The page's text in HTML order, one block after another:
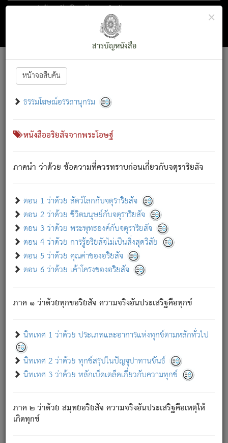
ตอน 1 ว่าด้วย สัตว์โลกกับจตุราริยสัจ
สารบัญ×
สารบัญหนังสือ
หน้าจอสืบค้น
ธรรมโฆษณ์อรรถานุกรม
หนังสืออริยสัจจากพระโอษฐ์
ภาคนำ ว่าด้วย ข้อความที่ควรทราบก่อนเกี่ยวกับจตุราริยสัจ
ตอน 1 ว่าด้วย สัตว์โลกกับจตุราริยสัจ
ตอน 2 ว่าด้วย ชีวิตมนุษย์กับจตุราริยสัจ
ตอน 3 ว่าด้วย พระพุทธองค์กับจตุราริยสัจ
ตอน 4 ว่าด้วย การรู้อริยสัจไม่เป็นสิ่งสุดวิสัย
ตอน 5 ว่าด้วย คุณค่าของอริยสัจ
ตอน 6 ว่าด้วย เค้าโครงของอริยสัจ
ภาค ๑ ว่าด้วยทุกขอริยสัจ ความจริงอันประเสริฐคือทุกข์
นิทเทศ 1 ว่าด้วย ประเภทและอาการแห่งทุกข์ตามหลักทั่วไป
นิทเทศ 2 ว่าด้วย ทุกข์สรุปในปัญจุปาทานขันธ์
นิทเทศ 3 ว่าด้วย หลักเบ็ดเตล็ดเกี่ยวกับความทุกข์
ภาค ๒ ว่าด้วย สมุทยอริยสัจ ความจริงอันประเสริฐคือเหตุให้
เกิดทุกข์
Font :15 ]||
สัตว์โลกนี้ เกิดความเดือดร้อนแล้ว มีผัสสะบังหน้า
เขาสำคัญสิ่งใด โดยความเป็นประการใด แต่สิ่งนั้นย่อมเป็น
(ตามที่เป็นจริง) โดยประการอื่นจากที่เขาสำคัญนั้น
สัตว์โลกติดข้องอยู่ในภพ ถูกภพบังหน้าแล้ว มีภพโดยความ
เป็นอย่างอื่น (จากที่มันเป็นอยู่จริง) จึงได้เพลิดเพลินยิ่งนักในภพ
เขาเพลิดเพลินยิ่งนักในสิ่งใด สิ่งนั้นเป็นภัย (ที่เขาไม่รู้จัก)
เขากลัวต่อสิ่งใดสิ่งนั้นเป็นทุกข์
พรหมจรรย์นี้ อันบุคคลย่อมประพฤติ ก็เพื่อการละขาดซึ่ง
ภพ.
สมณะหรือพราหมณ์เหล่าใด กล่าวความหลุดพ้นจากภพว่า
มีได้เพราะภพ เรากล่าวว่า สมณะหรือพราหมณ์ทั้งปวงนั้น
มิใช่ผู้หลดพ้นจากภพ.
ภพ ว่ามีได้เพราะวิภพ[2]: เรากล่าวว่า สมณะหรือพราหมณ์ทั้ง
ปวงนั้น ก็ยังสลัดภพออกไปไม่ได้.
ก็ทุกข์นี้มีขึ้น เพราะอาศัยซึ่งอุปธิทั้งปวง.
เพราะความสิ้นไปแห่งอุปาทานทั้งปวง ความเกิดขึ้นแห่ง
ทุกข์จึงไม่มี.
ท่านจงดูโลกนี้เถิด (จะเห็นว่า) สัตว์ทั้งหลายอันอวิชาหนา
แน่นบังหนาแล้ว; และว่า สัตว์ผู้ยินดีในภพอันเป็นแล้วนั้น ย่อม
อันเป็นไปในที่หรือเวลาทั้งปวง[3]เพื่อความมีแห่งประโยชน์โดย
ประการทั้งปวง; ภพทั้งหลายทั้งหมดนั้น ไม่เที่ยง เป็นทุกข์ มี
ความแปรปรวนเป็นธรรมดา.